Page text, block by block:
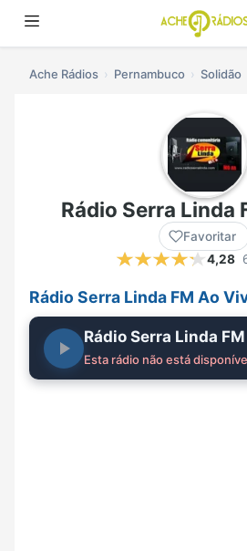
Ache Rádios Pernambuco Solidão
Rádio Serra Linda
Favoritar
4,28
Rádio Serra Linda FM Ao
Rádio Serra Linda FM
Esta rádio não está